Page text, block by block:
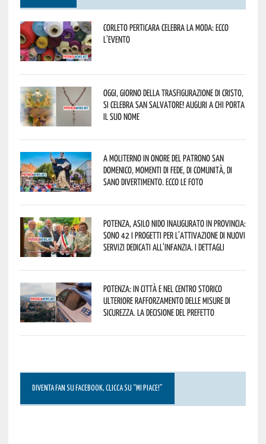
Corleto Perticara celebra la moda: ecco
l’evento
Oggi, giorno della Trasfigurazione di Cristo,
si celebra San Salvatore! Auguri a chi porta
il suo nome
A Moliterno in onore del Patrono San
Domenico, momenti di fede, di comunità, di
sano divertimento. Ecco le foto
Potenza, asilo nido inaugurato in provincia:
sono 42 i progetti per l’attivazione di nuovi
servizi dedicati all’infanzia. I dettagli
Potenza: in città e nel centro storico
ulteriore rafforzamento delle misure di
sicurezza. La decisione del Prefetto
DIVENTA FAN SU FACEBOOK, CLICCA SU “MI PIACE!”